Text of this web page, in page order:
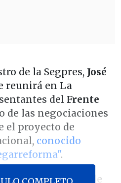
de la Segpres, José
reunirá en La
del Frente
de las negociaciones
el proyecto de
conocido
.
continúan luego de